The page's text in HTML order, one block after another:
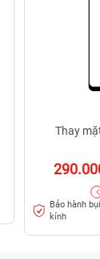
Thay
Bảo hành
kính